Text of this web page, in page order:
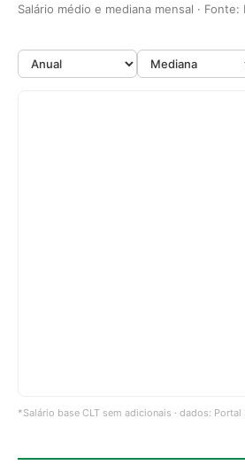
Salário médio e mediana mensal · Fonte:
*Salário base CLT sem adicionais · dados: Portal